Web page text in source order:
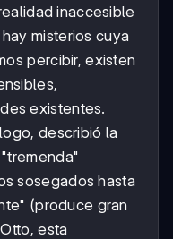
inaccesible
misterios cuya
percibir, existen
existentes.
describió la
sosegados hasta
(produce gran
esta